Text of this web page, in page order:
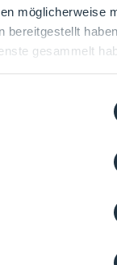
möglicherweise
bereitgestellt
gesammelt